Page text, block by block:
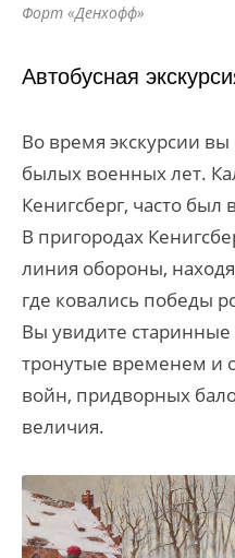
Форт «Денхофф»
Автобусная
Во время экскурсии
былых военных лет.
Кенигсберг, часто
В пригородах
линия обороны,
где ковались победы
Вы увидите старинные
тронутые временем и
войн, придворных
величия.